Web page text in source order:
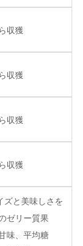
収獲
収獲
収獲
収獲
ズと美味しさを
ゼリー質果
味、平均糖